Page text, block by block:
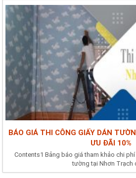
BÁO GIÁ THI CÔNG GIẤY DÁN
ƯU ĐÃI 10%
Contents1 Bảng báo giá tham khảo chi
tường tại Nhơn Trạch